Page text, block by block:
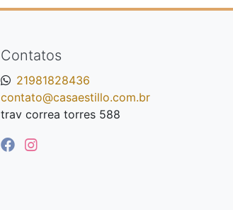
Contatos
21981828436
contato@casaestillo.com.br
trav correa torres 588